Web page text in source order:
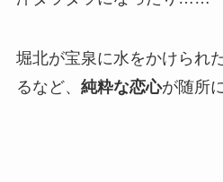
堀北が宝泉に水をかけられ
るなど、 純粋な恋心が随所